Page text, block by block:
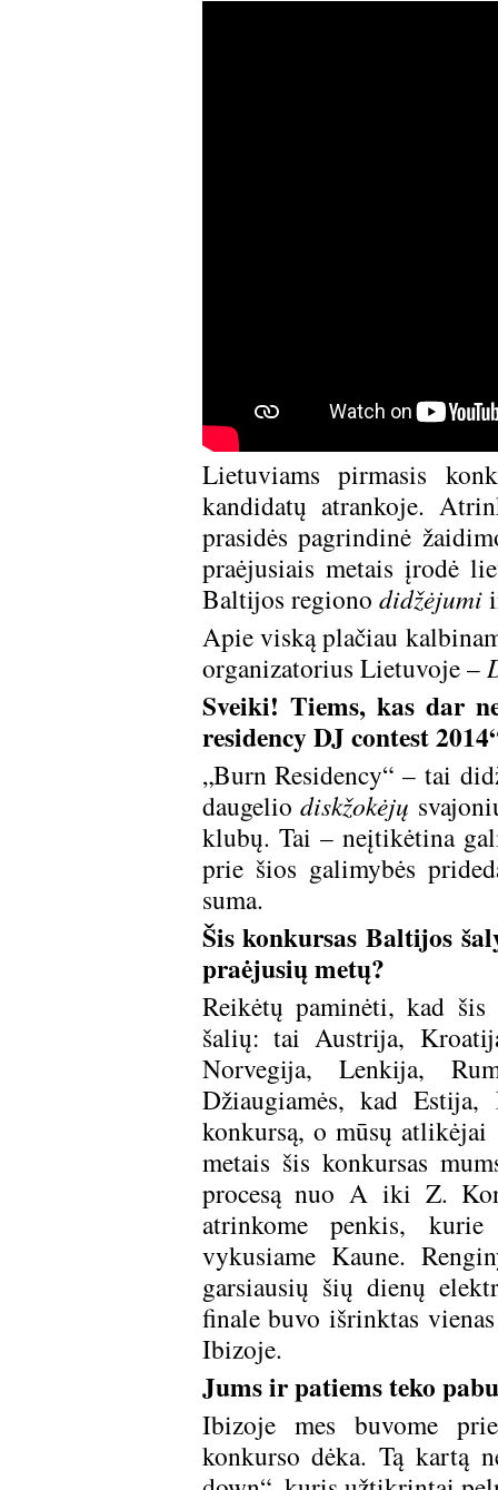
Lietuviams pirmasis
kandidatų atrankoje.
prasidės pagrindinė
praėjusiais metais įrodė
Baltijos regiono didžėjumi
Apie viską plačiau
organizatorius Lietuvoje –
Sveiki! Tiems, kas dar
residency DJ contest
„Burn Residency“ – tai
daugeliodiskžokėjų
klubų. Tai – neįtikėtina
prie šios galimybės
suma.
Šis konkursas Baltijos
praėjusių metų?
Reikėtų paminėti, kad šis
šalių: tai Austrija,
Norvegija, Lenkija,
Džiaugiamės, kad
konkursą, o mūsų
metais šis konkursas
procesą nuo A iki Z.
atrinkome penkis,
vykusiame Kaune.
garsiausių šių dienų
finale buvo išrinktas
Ibizoje.
Jums ir patiems teko
Ibizoje mes buvome
konkurso dėka. Tą kartą